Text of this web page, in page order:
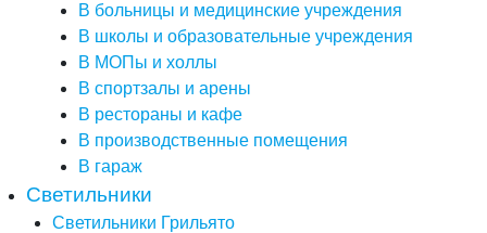
В больницы и медицинские учреждения
В школы и образовательные учреждения
В МОПы и холлы
В спортзалы и арены
В рестораны и кафе
В производственные помещения
В гараж
Светильники
Светильники Грильято